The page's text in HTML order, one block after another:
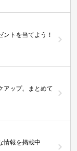
トを当てよう！
アップ。まとめて
情報を掲載中